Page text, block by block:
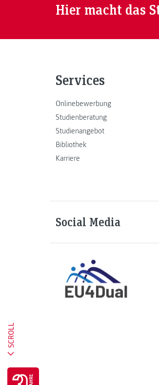
SCROLL
Hier macht das
Services
Onlinebewerbung
Studienberatung
Studienangebot
Bibliothek
Karriere
Social Media